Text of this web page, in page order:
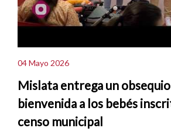
04 Mayo 2026
Mislata entrega un
bienvenida a los bebés
censo municipal